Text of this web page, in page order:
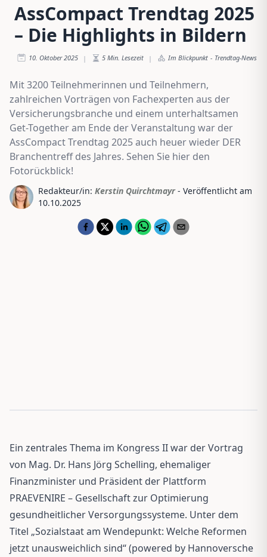
AssCompact Trendtag 2025
– Die Highlights in Bildern
10. Oktober 2025 | 5 Min. Lesezeit | Im Blickpunkt - Trendtag-News
Mit 3200 Teilnehmerinnen und Teilnehmern,
zahlreichen Vorträgen von Fachexperten aus der
Versicherungsbranche und einem unterhaltsamen
Get-Together am Ende der Veranstaltung war der
AssCompact Trendtag 2025 auch heuer wieder DER
Branchentreff des Jahres. Sehen Sie hier den
Fotorückblick!
Redakteur/in: Kerstin Quirchtmayr - Veröffentlicht am
10.10.2025
Ein zentrales Thema im Kongress II war der Vortrag
von Mag. Dr. Hans Jörg Schelling, ehemaliger
Finanzminister und Präsident der Plattform
PRAEVENIRE – Gesellschaft zur Optimierung
gesundheitlicher Versorgungssysteme. Unter dem
Titel „Sozialstaat am Wendepunkt: Welche Reformen
jetzt unausweichlich sind“ (powered by Hannoversche